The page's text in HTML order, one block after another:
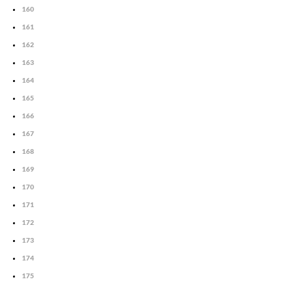
160
161
162
163
164
165
166
167
168
169
170
171
172
173
174
175